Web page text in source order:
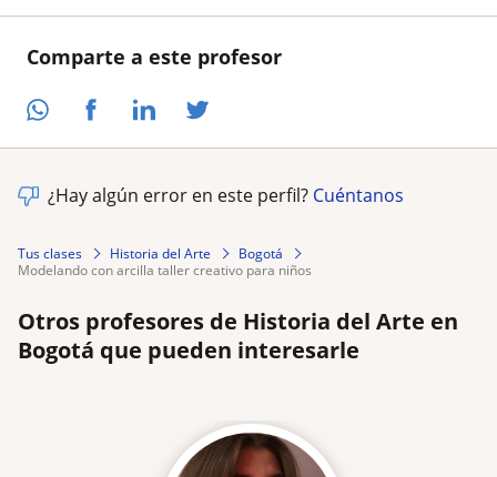
Comparte a este profesor
¿Hay algún error en este perfil? Cuéntanos
Tus clases Historia del Arte
Bogotá
modelando con arcilla taller creativo para niños
Otros profesores de Historia del Arte en
Bogotá que pueden interesarle